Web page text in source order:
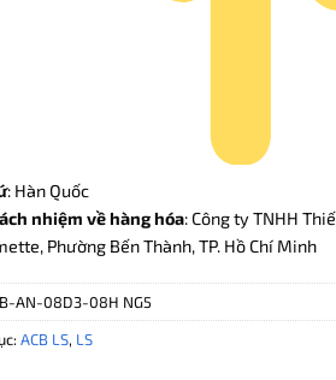
: Hàn Quốc
nhiệm về hàng hóa: Công ty TNHH
Phường Bến Thành, TP. Hồ Chí Minh
AN-08D3-08H NG5
ACB LS, LS